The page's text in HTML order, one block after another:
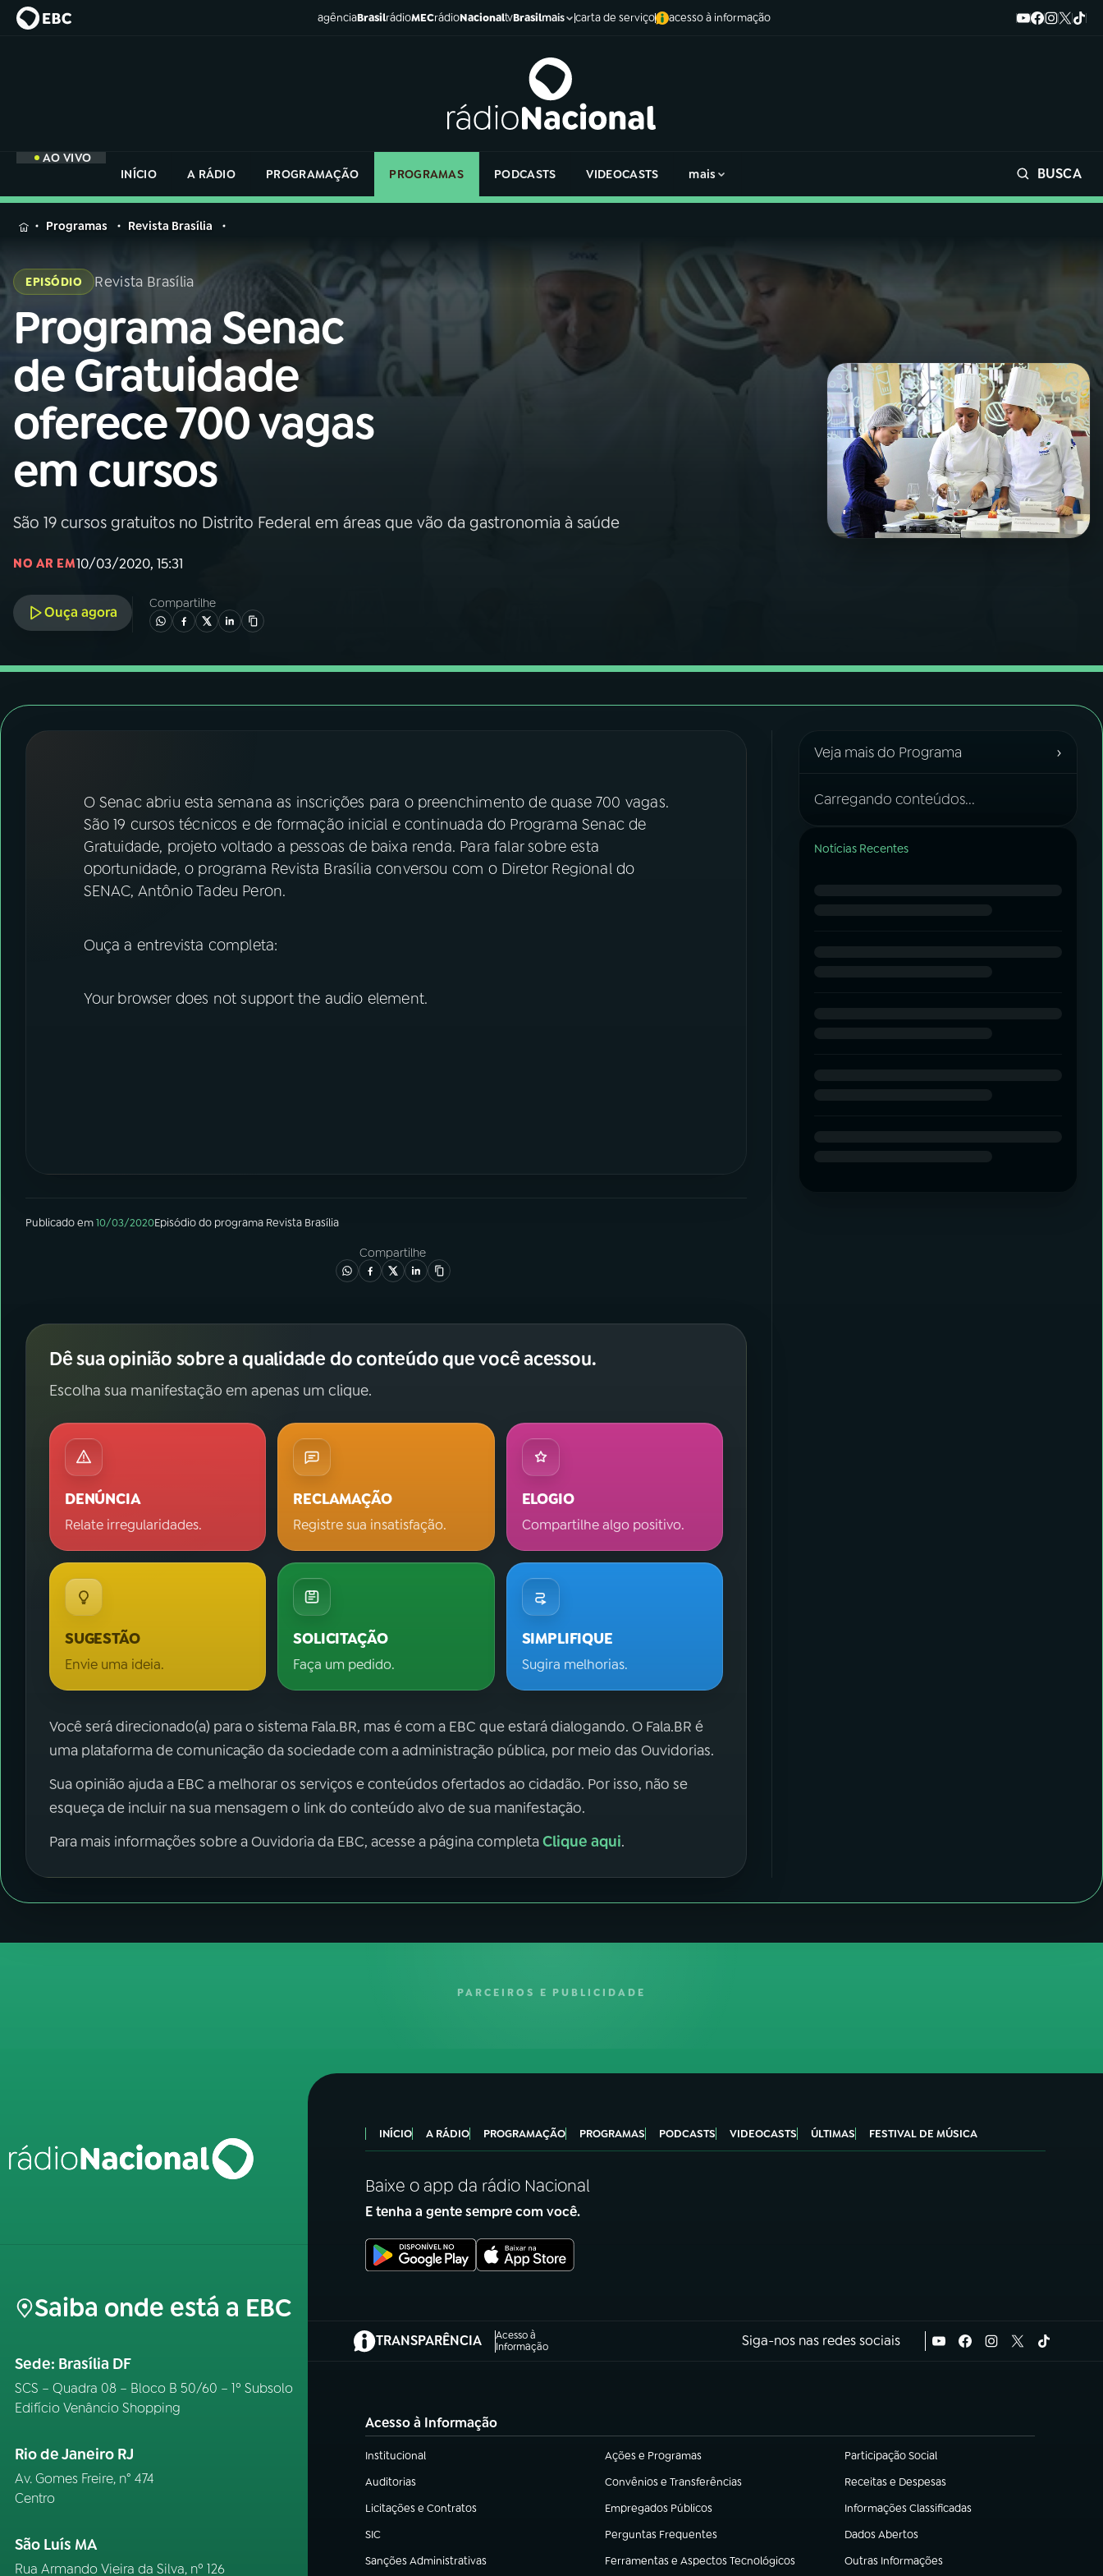
agênciaBrasilrádioMECrádioNacionaltvBrasilmais carta de serviço acesso à informação
AO VIVO
INÍCIO
A RÁDIO PROGRAMAÇÃO PROGRAMAS PODCASTS VIDEOCASTS mais BUSCA
MENU
Buscar
na
Rádio
Nacional
Buscar
AO VIVO
01INÍCIO
02A RÁDIO
03PROGRAMAÇÃO
05PODCASTS
FESTIVAL DE MÚSICA
ACOMPANHE A RÁDIO NACIONAL
Facebook
na
Rádio
Programas Revista Brasília
EPISÓDIO Revista Brasília
Programa Senac
de Gratuidade
oferece 700 vagas
em cursos
São 19 cursos gratuitos no Distrito Federal em áreas que vão da gastronomia à saúde
NO AR EM10/03/2020, 15:31
Ouça agora
Compartilhe
O Senac abriu esta semana as inscrições para o preenchimento de quase 700 vagas.
São 19 cursos técnicos e de formação inicial e continuada do Programa Senac de
Gratuidade, projeto voltado a pessoas de baixa renda. Para falar sobre esta
oportunidade, o programa Revista Brasília conversou com o Diretor Regional do
SENAC, Antônio Tadeu Peron.
Ouça a entrevista completa:
Your browser does not support the audio element.
Publicado em10/03/2020Episódiodo programa Revista Brasília
Compartilhe
Dê sua opinião sobre a qualidade do conteúdo que você acessou.
Escolha sua manifestação em apenas um clique.
DENÚNCIA
Relate irregularidades.
RECLAMAÇÃO
Registre sua insatisfação.
ELOGIO
Compartilhe algo positivo.
SUGESTÃO
Envie uma ideia.
SOLICITAÇÃO
Faça um pedido.
SIMPLIFIQUE
Sugira melhorias.
Você será direcionado(a) para o sistema Fala.BR, mas é com a EBC que estará dialogando. O Fala.BR é
uma plataforma de comunicação da sociedade com a administração pública, por meio das Ouvidorias.
Sua opinião ajuda a EBC a melhorar os serviços e conteúdos ofertados ao cidadão. Por isso, não se
esqueça de incluir na sua mensagem o link do conteúdo alvo de sua manifestação.
Para mais informações sobre a Ouvidoria da EBC, acesse a página completaClique aqui.
Veja mais do Programa ›
Carregando conteúdos...
Notícias Recentes
PARCEIROS E PUBLICIDADE
Saiba onde está a EBC
Sede: Brasília DF
SCS – Quadra 08 – Bloco B 50/60 – 1º Subsolo
Edifício Venâncio Shopping
Rio de Janeiro RJ
Av. Gomes Freire, n° 474
Centro
São Luís MA
Rua Armando Vieira da Silva, nº 126
INÍCIO A RÁDIO PROGRAMAÇÃO PROGRAMAS PODCASTS VIDEOCASTS ÚLTIMAS FESTIVAL DE MÚSICA
Baixe o app da rádio Nacional
E tenha a gente sempre com você.
TRANSPARÊNCIA
Acesso à
Informação
(abre em nova aba) Siga-nos nas redes sociais
Acesso à Informação
Institucional
(abre em nova aba) Ações e Programas
(abre em nova aba) Participação Social
(abre em nova aba)
Auditorias
(abre em nova aba) Convênios e Transferências
(abre em nova aba) Receitas e Despesas
(abre em nova aba)
Licitações e Contratos
(abre em nova aba) Empregados Públicos
(abre em nova aba) Informações Classificadas
(abre em nova aba)
SIC
(abre em nova aba) Perguntas Frequentes
(abre em nova aba) Dados Abertos
(abre em nova aba)
Sanções Administrativas
(abre em nova aba) Ferramentas e Aspectos Tecnológicos
(abre em nova aba) Outras Informações
(abre em nova aba)